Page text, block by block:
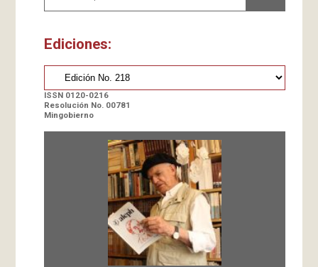
Ediciones:
ISSN 0120-0216
Resolución No. 00781
Mingobierno